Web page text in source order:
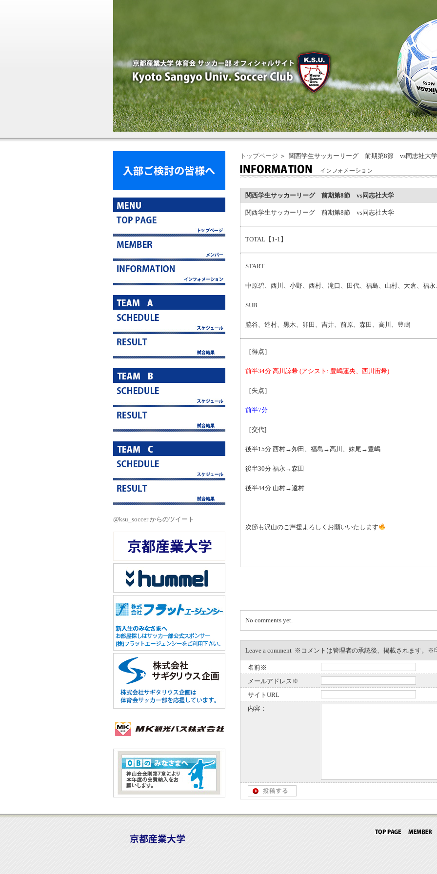
@ksu_soccer からのツイート
トップページ ＞ 関西学生サッカーリーグ 前期第8節 vs同志社大学
関西学生サッカーリーグ 前期第8節 vs同志社大学
関西学生サッカーリーグ 前期第8節 vs同志社大学
TOTAL【1-1】
START
中原碧、西川、小野、西村、滝口、田代、福島、山村、大倉、福永
SUB
脇谷、逵村、黒木、卯田、吉井、前原、森田、高川、豊嶋
［得点］
前半34分 高川諒希 (アシスト: 豊嶋蓮央、西川宙希)
［失点］
前半7分
［交代]
後半15分 西村→夘田、福島→高川、妹尾→豊嶋
後半30分 福永→森田
後半44分 山村→逵村
次節も沢山のご声援よろしくお願いいたします
No comments yet.
Leave a comment ※コメントは管理者の承認後、掲載されます。※
名前※
メールアドレス※
サイトURL
内容：